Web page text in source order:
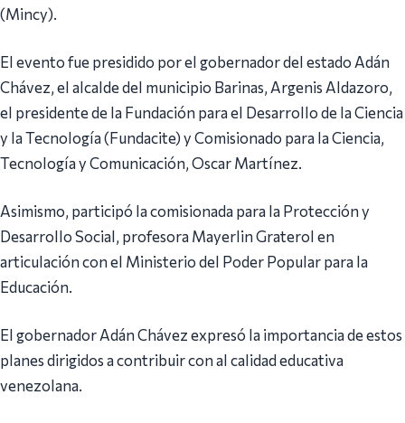
(Mincy).
El evento fue presidido por el gobernador del estado Adán
Chávez, el alcalde del municipio Barinas, Argenis Aldazoro,
el presidente de la Fundación para el Desarrollo de la Ciencia
y la Tecnología (Fundacite) y Comisionado para la Ciencia,
Tecnología y Comunicación, Oscar Martínez.
Asimismo, participó la comisionada para la Protección y
Desarrollo Social, profesora Mayerlin Graterol en
articulación con el Ministerio del Poder Popular para la
Educación.
El gobernador Adán Chávez expresó la importancia de estos
planes dirigidos a contribuir con al calidad educativa
venezolana.